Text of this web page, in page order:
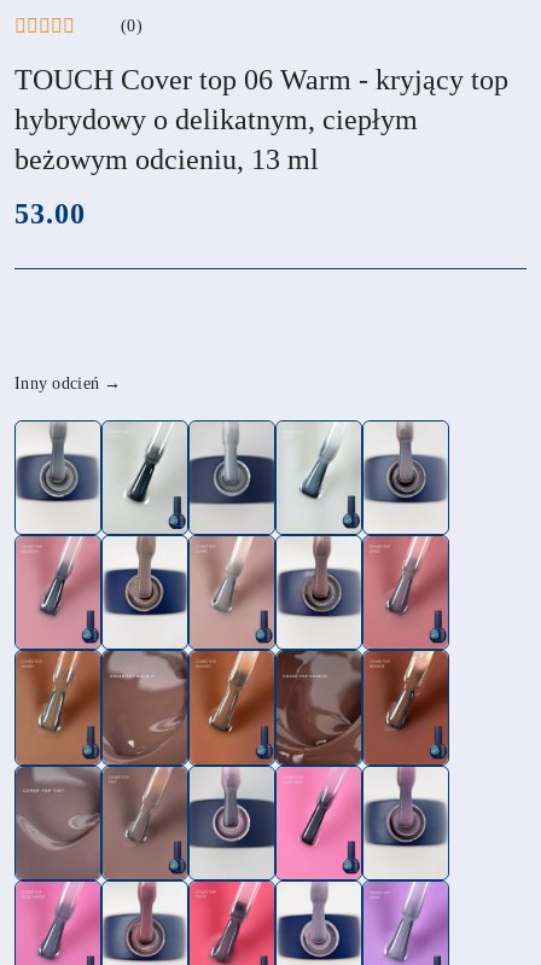
(0)
TOUCH Cover top 06 Warm - kryjący top
hybrydowy o delikatnym, ciepłym
beżowym odcieniu, 13 ml
cena:
53.00
Wariant
Inny odcień →